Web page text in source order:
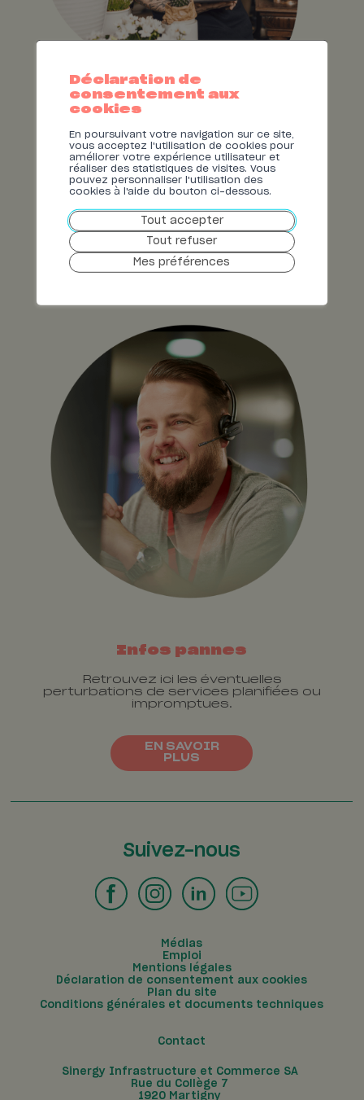
Les bons sinergy
Nous favorisons l’économie locale et les
commerces indépendants de la région.
Faites plaisir à vos proches en leur
centaines de boutiques, cafés, salons
de coiffure, restaurants, magasins de
sports, etc.
EN SAVOIR
Infos pannes
Retrouvez ici les éventuelles
perturbations de services planifiées ou
impromptues.
EN SAVOIR
PLUS
Suivez-nous
Contact
Sinergy Infrastructure et Commerce SA
Rue du Collège 7
1920 Martigny
Médias
Emploi
Mentions légales
Déclaration de consentement aux cookies
Plan du site
Conditions générales et documents techniques
Déclaration de
consentement aux
cookies
En poursuivant votre navigation sur ce site,
vous acceptez l'utilisation de cookies pour
améliorer votre expérience utilisateur et
réaliser des statistiques de visites. Vous
pouvez personnaliser l'utilisation des
cookies à l'aide du bouton ci-dessous.
Tout accepter
Tout refuser
Mes préférences